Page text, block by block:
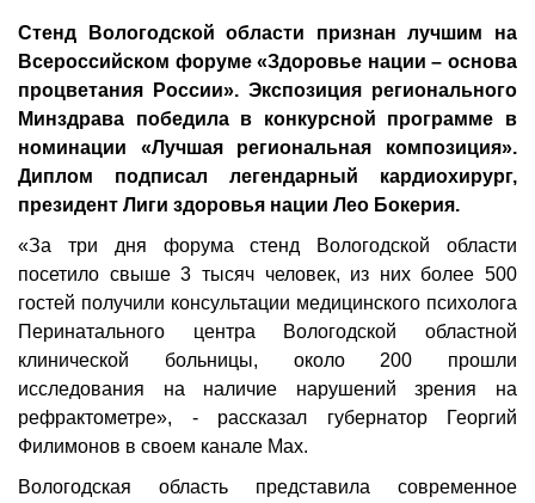
Стенд Вологодской области признан лучшим на
Всероссийском форуме «Здоровье нации – основа
процветания России». Экспозиция регионального
Минздрава победила в конкурсной программе в
номинации «Лучшая региональная композиция».
Диплом подписал легендарный кардиохирург,
президент Лиги здоровья нации Лео Бокерия.
«За три дня форума стенд Вологодской области
посетило свыше 3 тысяч человек, из них более 500
гостей получили консультации медицинского психолога
Перинатального центра Вологодской областной
клинической больницы, около 200 прошли
исследования на наличие нарушений зрения на
рефрактометре», - рассказал губернатор Георгий
Филимонов в своем канале Мах.
Вологодская область представила современное